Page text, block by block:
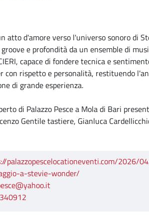
atto d'amore verso l'universo sonoro di
e profondità da un ensemble di
capace di fondere tecnica e
con rispetto e personalità, restituendo
di grande esperienza.
di Palazzo Pesce a Mola di Bari
Gentile tastiere, Gianluca
palazzopescelocationeventi.com/2026/
a-stevie-wonder/